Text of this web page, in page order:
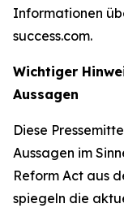
Informationen
success.com.
Wichtiger
Aussagen
Diese
Aussagen im
Reform Act aus
spiegeln die